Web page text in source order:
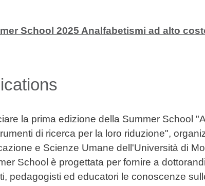
School 2025 Analfabetismi ad alto
la prima edizione della Summer School
di ricerca per la loro riduzione",
e Scienze Umane dell'Università di
School è progettata per fornire a
pedagogisti ed educatori le conoscenze